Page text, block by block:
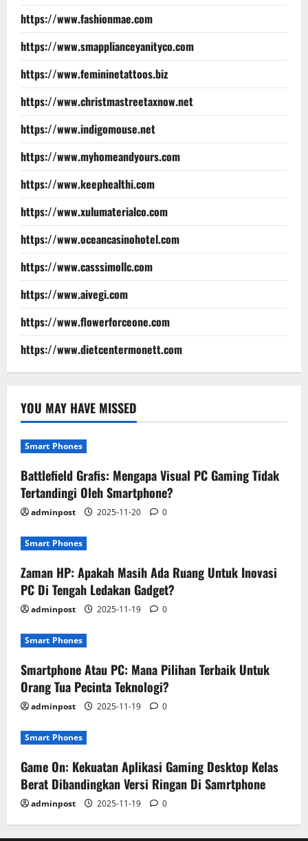
https://www.fashionmae.com
https://www.smapplianceyanityco.com
https://www.femininetattoos.biz
https://www.christmastreetaxnow.net
https://www.indigomouse.net
https://www.myhomeandyours.com
https://www.keephealthi.com
https://www.xulumaterialco.com
https://www.oceancasinohotel.com
https://www.casssimollc.com
https://www.aivegi.com
https://www.flowerforceone.com
https://www.dietcentermonett.com
YOU MAY HAVE MISSED
Smart Phones
Battlefield Grafis: Mengapa Visual PC Gaming Tidak
Tertandingi Oleh Smartphone?
adminpost 2025-11-20 0
Smart Phones
Zaman HP: Apakah Masih Ada Ruang Untuk Inovasi
PC Di Tengah Ledakan Gadget?
adminpost 2025-11-19 0
Smart Phones
Smartphone Atau PC: Mana Pilihan Terbaik Untuk
Orang Tua Pecinta Teknologi?
adminpost 2025-11-19 0
Smart Phones
Game On: Kekuatan Aplikasi Gaming Desktop Kelas
Berat Dibandingkan Versi Ringan Di Samrtphone
adminpost 2025-11-19 0